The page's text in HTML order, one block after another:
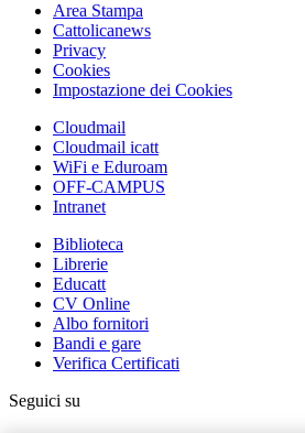
Area Stampa
Cattolicanews
Privacy
Cookies
Impostazione dei Cookies
Cloudmail
Cloudmail icatt
WiFi e Eduroam
OFF-CAMPUS
Intranet
Biblioteca
Librerie
Educatt
CV Online
Albo fornitori
Bandi e gare
Verifica Certificati
Seguici su